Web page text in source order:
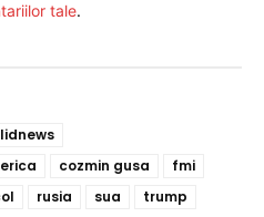
tale.
cozmin gusa
fmi
rusia sua
trump